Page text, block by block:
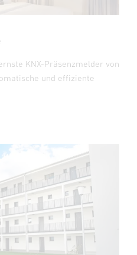
KNX-Präsenzmelder von
und effiziente